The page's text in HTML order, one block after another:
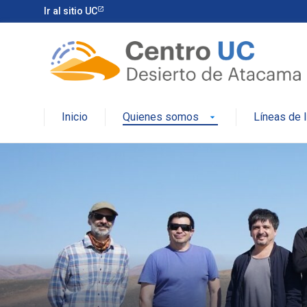
Ir al sitio UC
Inicio Quienes somos arrow_drop_down Líneas de